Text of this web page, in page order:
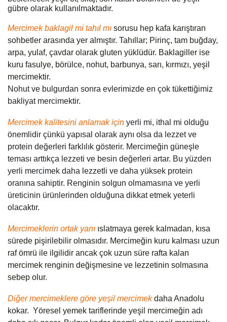
gübre olarak kullanılmaktadır.
Mercimek baklagil mi tahıl mı sorusu hep kafa karıştıran
sohbetler arasında yer almıştır. Tahıllar; Pirinç, tam buğday,
arpa, yulaf, çavdar olarak gluten yüklüdür. Baklagiller ise
kuru fasulye, börülce, nohut, barbunya, sarı, kırmızı, yeşil
mercimektir.
Nohut ve bulgurdan sonra evlerimizde en çok tükettiğimiz
bakliyat mercimektir.
Mercimek kalitesini anlamak için yerli mi, ithal mi olduğu
önemlidir çünkü yapısal olarak aynı olsa da lezzet ve
protein değerleri farklılık gösterir. Mercimeğin güneşle
teması arttıkça lezzeti ve besin değerleri artar. Bu yüzden
yerli mercimek daha lezzetli ve daha yüksek protein
oranına sahiptir. Renginin solgun olmamasına ve yerli
üreticinin ürünlerinden olduğuna dikkat etmek yeterli
olacaktır.
Mercimeklerin ortak yanı ıslatmaya gerek kalmadan, kısa
sürede pişirilebilir olmasıdır. Mercimeğin kuru kalması uzun
raf ömrü ile ilgilidir ancak çok uzun süre rafta kalan
mercimek renginin değişmesine ve lezzetinin solmasına
sebep olur.
Diğer mercimeklere göre yeşil mercimek daha Anadolu
kokar.  Yöresel yemek tariflerinde yeşil mercimeğin adı